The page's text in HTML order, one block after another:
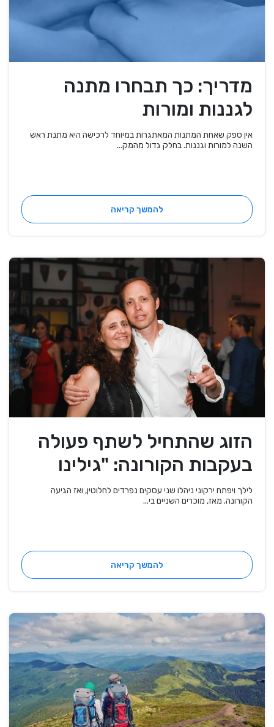
מדריך: כך תבחרו מתנה
לגננות ומורות
אין ספק שאחת המתנות המאתגרות במיוחד לרכישה היא מתנת ראש
השנה למורות וגננות. בחלק גדול מהמק...
להמשך קריאה
הזוג שהתחיל לשתף פעולה
בעקבות הקורונה: "גילינו
שהמוצרים שלנו משלימים"
לילך ויפתח ירקוני ניהלו שני עסקים נפרדים לחלוטין, ואז הגיעה
הקורונה. מאז, מוכרים השניים בי...
להמשך קריאה